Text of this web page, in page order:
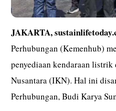
JAKARTA,
Perhubungan (Kemenhub)
penyediaan kendaraan
Nusantara (IKN). Hal ini
Perhubungan, Budi Karya